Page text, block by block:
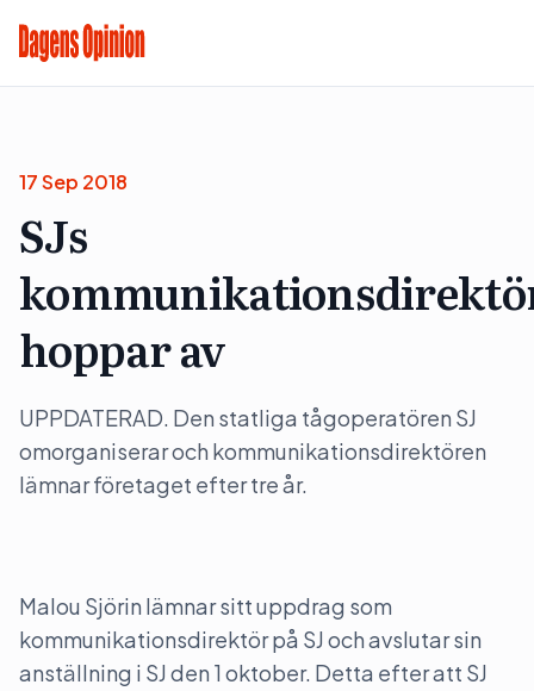
17 Sep 2018
SJs
hoppar av
UPPDATERAD. Den statliga tågoperatören SJ
omorganiserar och kommunikationsdirektören
lämnar företaget efter tre år.
Malou Sjörin lämnar sitt uppdrag som
kommunikationsdirektör på SJ och avslutar sin
anställning i SJ den 1 oktober. Detta efter att SJ